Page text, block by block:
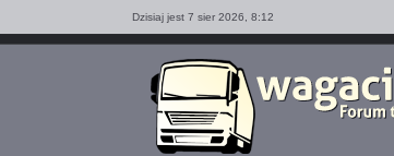
Dzisiaj jest 7 sier 2026, 8:12